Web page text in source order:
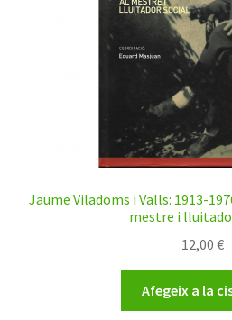
Jaume Viladoms i Valls: 1913-
mestre i
12,00 €
Afegeix a la